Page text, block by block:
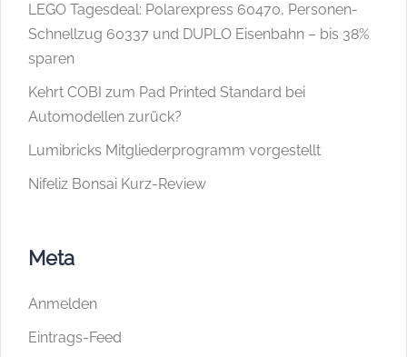
LEGO Tagesdeal: Polarexpress 60470, Personen-
Schnellzug 60337 und DUPLO Eisenbahn – bis 38%
sparen
Kehrt COBI zum Pad Printed Standard bei
Automodellen zurück?
Lumibricks Mitgliederprogramm vorgestellt
Nifeliz Bonsai Kurz-Review
Meta
Anmelden
Eintrags-Feed